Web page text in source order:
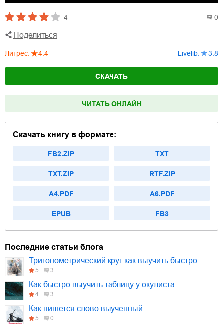
4 0
Поделиться
Литрес: 4.4 Livelib: 3.8
СКАЧАТЬ
ЧИТАТЬ ОНЛАЙН
Скачать книгу в формате:
FB2.ZIP TXT
TXT.ZIP RTF.ZIP
A4.PDF A6.PDF
EPUB FB3
Последние статьи блога
Тригонометрический круг как выучить быстро
5 3
Как быстро выучить таблицу у окулиста
4 3
Как пишется слово выученный
5 0